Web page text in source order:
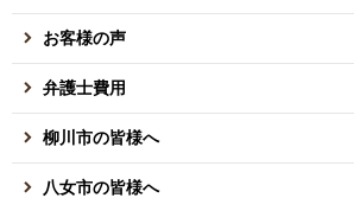
お客様の声
弁護士費用
柳川市の皆様へ
八女市の皆様へ